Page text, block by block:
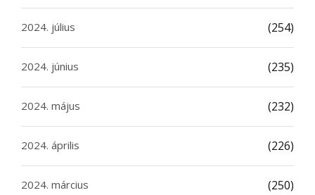
2024. július (254)
2024. június (235)
2024. május (232)
2024. április (226)
2024. március (250)